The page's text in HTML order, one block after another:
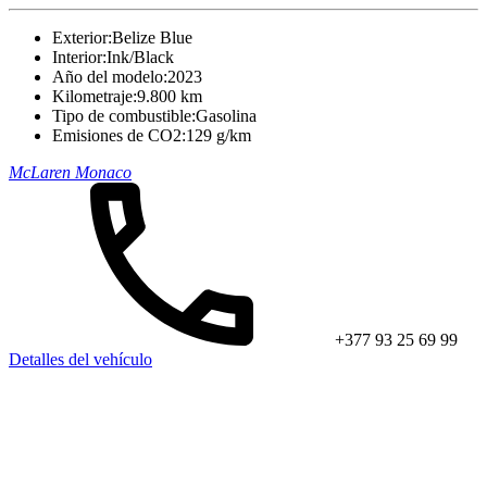
Exterior:Belize Blue
Interior:Ink/Black
Año del modelo:2023
Kilometraje:9.800 km
Tipo de combustible:Gasolina
Emisiones de CO2:129 g/km
McLaren Monaco
+377 93 25 69 99
Detalles del vehículo